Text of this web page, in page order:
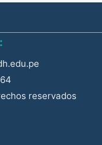
reservados